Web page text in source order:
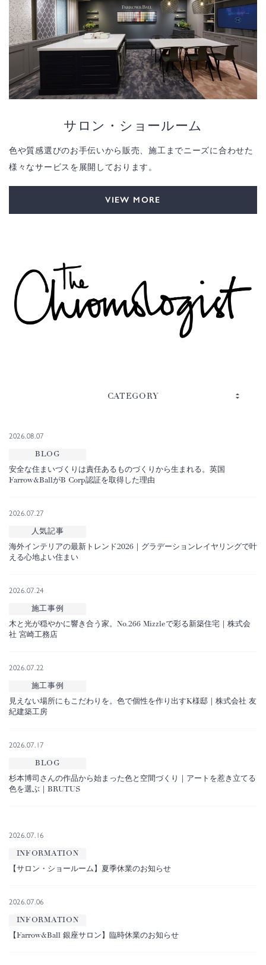
サロン・ショールーム
色や質感選びのお手伝いから販売、施工までニーズに合わせた
様々なサービスを展開しております。
VIEW MORE
CATEGORY
2026.08.07
BLOG
安全な住まいづくりは責任あるものづくりから生まれる。英国
Farrow&BallがB Corp認証を取得した理由
2026.07.27
人気記事
海外インテリアの最新トレンド2026｜グラデーションレイヤリングで叶
える心地よい住まい
2026.07.24
施工事例
木と光が穏やかに響き合う家。No.266 Mizzleで彩る新築住宅｜株式会
社 宮崎工務店
2026.07.22
施工事例
見えない場所にもこだわりを。色で個性を作り出すK様邸｜株式会社 友
紀建築工房
2026.07.17
BLOG
杉本博司さんの作品から始まった色と空間づくり｜アートを惹き立てる
色を選ぶ｜BRUTUS
2026.07.16
INFORMATION
【サロン・ショールーム】夏季休業のお知らせ
2026.07.06
INFORMATION
【Farrow&Ball 銀座サロン】臨時休業のお知らせ